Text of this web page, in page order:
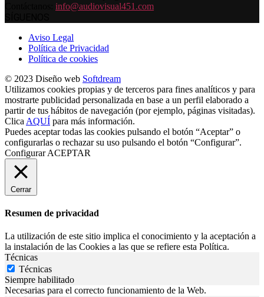
info@audiovisual451.com
Aviso Legal
Política de Privacidad
Política de cookies
© 2023 Diseño web Softdream
Utilizamos cookies propias y de terceros para fines analíticos y para
mostrarte publicidad personalizada en base a un perfil elaborado a
partir de tus hábitos de navegación (por ejemplo, páginas visitadas).
Clica AQUÍ para más información.
Puedes aceptar todas las cookies pulsando el botón “Aceptar” o
configurarlas o rechazar su uso pulsando el botón “Configurar”.
Configurar ACEPTAR
Cerrar
Resumen de privacidad
La utilización de este sitio implica el conocimiento y la aceptación a
la instalación de las Cookies a las que se refiere esta Política.
Técnicas
Técnicas
Siempre habilitado
Necesarias para el correcto funcionamiento de la Web.